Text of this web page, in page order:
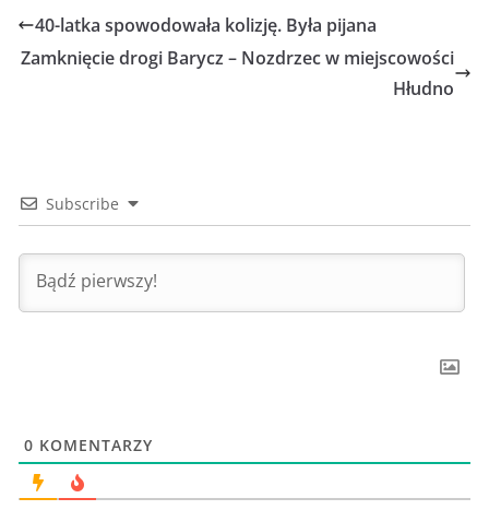
40-latka spowodowała kolizję. Była pijana
Zamknięcie drogi Barycz – Nozdrzec w miejscowości
Hłudno
Subscribe
0 KOMENTARZY